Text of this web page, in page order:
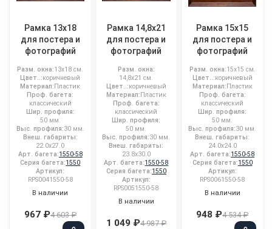
Рамка 13x18
для постера и
фотографий
Разм. окна:13x18 см.
Цвет..:коричневый
Материал: Пластик
Проф. багета:
классический
Шир. профиля:
50 мм.
Выс. профиля:30 мм.
Внеш. габариты:
22.0x27.0
Арт. багета:1550-58
Серия багета:1550
Артикул:
RPS0041550-58
В наличии
967 ₽4 603 ₽
Рамка 14,8x21
для постера и
фотографий
Разм. окна:
14,8x21 см.
Цвет..:коричневый
Материал: Пластик
Проф. багета:
классический
Шир. профиля:
50 мм.
Выс. профиля:30 мм.
Внеш. габариты:
23.8x30.0
Арт. багета:1550-58
Серия багета:1550
Артикул:
RPS0051550-58
В наличии
1 049 ₽4 987 ₽
Рамка 15x15
для постера и
фотографий
Разм. окна:15x15 см.
Цвет..:коричневый
Материал: Пластик
Проф. багета:
классический
Шир. профиля:
50 мм.
Выс. профиля:30 мм.
Внеш. габариты:
24.0x24.0
Арт. багета:1550-58
Серия багета:1550
Артикул:
RPS0061550-58
В наличии
948 ₽4 534 ₽